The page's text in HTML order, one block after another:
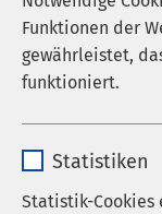
Funktionen der
gewährleistet,
funktioniert.
Anbieter
Statistiken
Statistik-Cookies
28.07.2026|